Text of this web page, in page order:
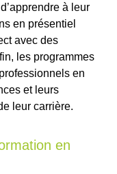
à leur
en présentiel
avec des
les programmes
en
et leurs
leur carrière.
en